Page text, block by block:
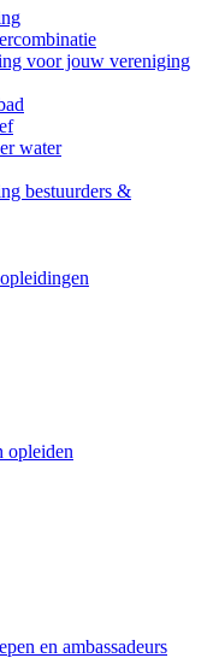
voor jouw vereniging
water
bestuurders &
opleiden
en ambassadeurs